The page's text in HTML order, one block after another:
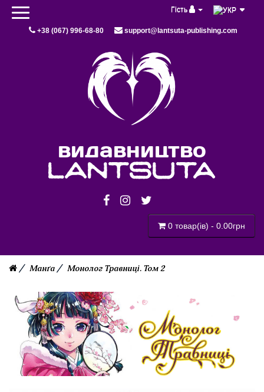
Гість
+38 (067) 996-68-80 support@lantsuta-publishing.com
видавництво
lantsuta
0 товар(ів) - 0.00грн
Манґа Монолог Травниці. Том 2